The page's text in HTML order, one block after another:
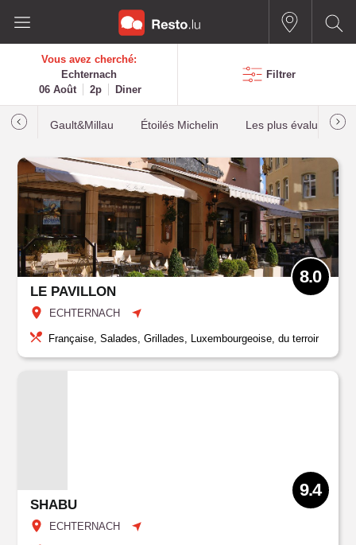
Vous avez cherché:
Echternach
06 Août
2p Diner
Filtrer
Gault&Millau Étoilés Michelin Les plus évalués
LE PAVILLON
ECHTERNACH
8.0
Française, Salades, Grillades, Luxembourgeoise, du terroir
SHABU
ECHTERNACH
9.4